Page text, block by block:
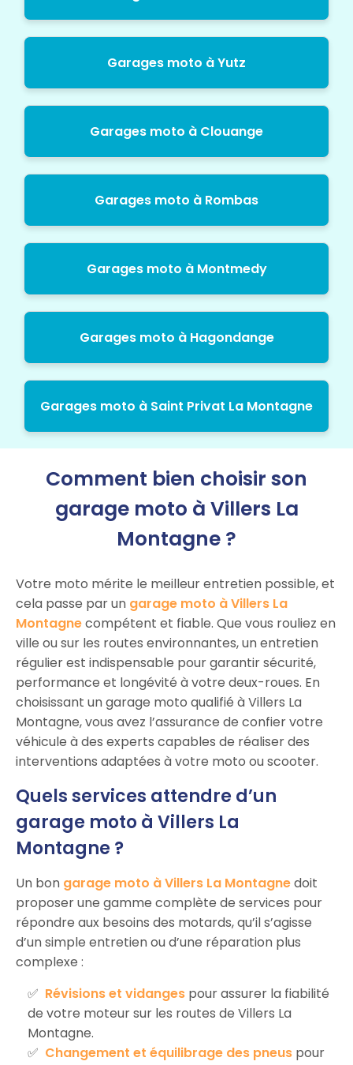
Garages moto à Yutz
Garages moto à Clouange
Garages moto à Rombas
Garages moto à Montmedy
Garages moto à Hagondange
Garages moto à Saint Privat La Montagne
Comment bien choisir son
garage moto à Villers La
Montagne ?
Votre moto mérite le meilleur entretien possible, et
cela passe par un garage moto à Villers La
Montagnecompétent et fiable. Que vous rouliez en
ville ou sur les routes environnantes, un entretien
régulier est indispensable pour garantir sécurité,
performance et longévité à votre deux-roues. En
choisissant un garage moto qualifié à Villers La
Montagne, vous avez l’assurance de confier votre
véhicule à des experts capables de réaliser des
interventions adaptées à votre moto ou scooter.
Quels services attendre d’un
garage moto à Villers La
Montagne ?
Un bon garage moto à Villers La Montagnedoit
proposer une gamme complète de services pour
répondre aux besoins des motards, qu’il s’agisse
d’un simple entretien ou d’une réparation plus
complexe :
Révisions et vidanges pour assurer la fiabilité
de votre moteur sur les routes de Villers La
Montagne.
Changement et équilibrage des pneus pour